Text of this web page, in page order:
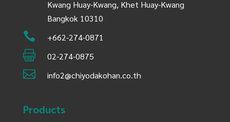
Kwang Huay-Kwang, Khet Huay-Kwang
Bangkok 10310
 +662-274-0871
 02-274-0875
 info2@chiyodakohan.co.th
Products